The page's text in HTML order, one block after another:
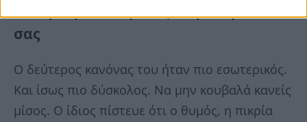
σας
Ο δεύτερος κανόνας του ήταν πιο εσωτερικός.
Και ίσως πιο δύσκολος. Να μην κουβαλά κανείς
μίσος. Ο ίδιος πίστευε ότι ο θυμός, η πικρία